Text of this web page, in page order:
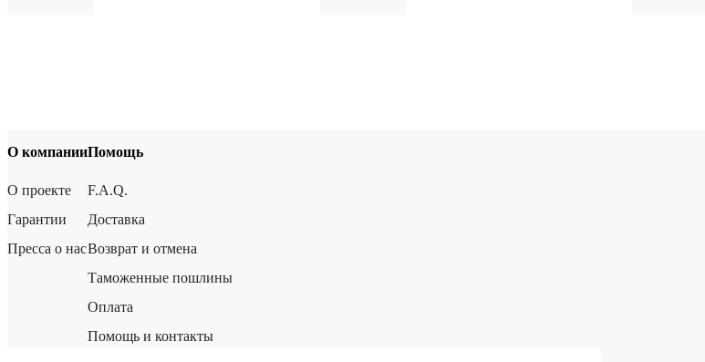
О компании
О проекте
Гарантии
Пресса о нас
Помощь
F.A.Q.
Доставка
Возврат и отмена
Таможенные пошлины
Оплата
Помощь и контакты